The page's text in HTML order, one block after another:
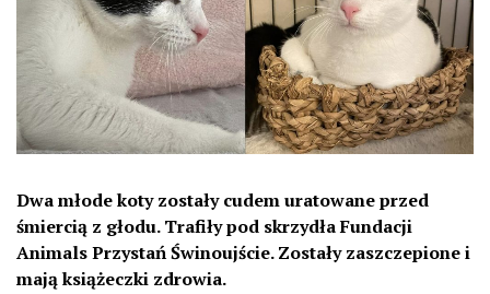
Dwa młode koty zostały cudem uratowane przed
śmiercią z głodu. Trafiły pod skrzydła Fundacji
Animals Przystań Świnoujście. Zostały zaszczepione i
mają książeczki zdrowia.